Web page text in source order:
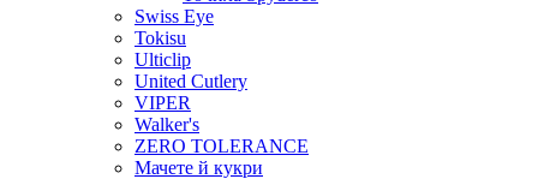
Swiss Eye
Tokisu
Ulticlip
United Cutlery
VIPER
Walker's
ZERO TOLERANCE
Мачете й кукри